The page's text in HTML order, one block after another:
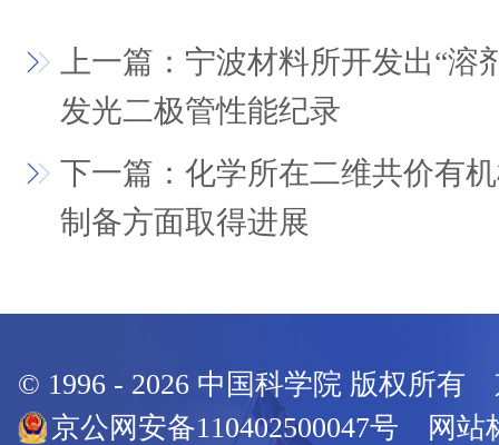
上一篇：宁波材料所开发出“
发光二极管性能纪录
下一篇：化学所在二维共价有
制备方面取得进展
© 1996 - 2026 中国科学院 版权所有
京公网安备110402500047号 网站